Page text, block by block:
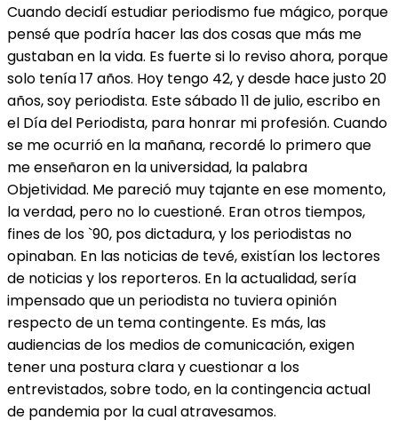
Cuando decidí estudiar periodismo fue mágico, porque
pensé que podría hacer las dos cosas que más me
gustaban en la vida. Es fuerte si lo reviso ahora, porque
solo tenía 17 años. Hoy tengo 42, y desde hace justo 20
años, soy periodista. Este sábado 11 de julio, escribo en
el Día del Periodista, para honrar mi profesión. Cuando
se me ocurrió en la mañana, recordé lo primero que
me enseñaron en la universidad, la palabra
Objetividad. Me pareció muy tajante en ese momento,
la verdad, pero no lo cuestioné. Eran otros tiempos,
fines de los `90, pos dictadura, y los periodistas no
opinaban. En las noticias de tevé, existían los lectores
de noticias y los reporteros. En la actualidad, sería
impensado que un periodista no tuviera opinión
respecto de un tema contingente. Es más, las
audiencias de los medios de comunicación, exigen
tener una postura clara y cuestionar a los
entrevistados, sobre todo, en la contingencia actual
de pandemia por la cual atravesamos.